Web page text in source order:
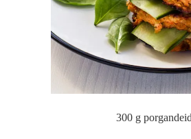
300 g porgandeid